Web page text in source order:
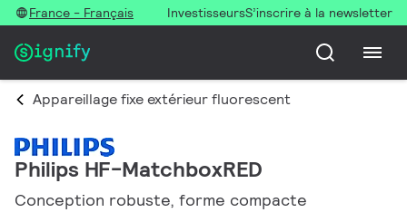
France - Français InvestisseursS’inscrire à la newsletter
Appareillage fixe extérieur fluorescent
Philips HF-MatchboxRED
Conception robuste, forme compacte